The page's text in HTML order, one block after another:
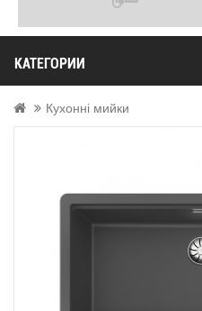
КАТЕГОРИИ
Кухонні мийки